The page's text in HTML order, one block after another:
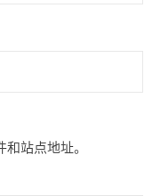
站点地址。